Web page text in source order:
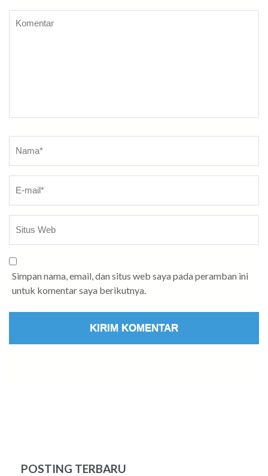
Simpan nama, email, dan situs web saya pada peramban ini
untuk komentar saya berikutnya.
POSTING TERBARU